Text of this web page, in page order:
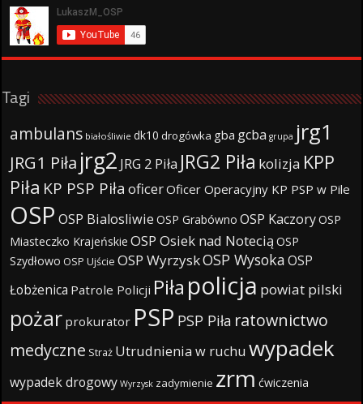
Tagi
ambulans białośliwie dk10 drogówka gba gcba grupa jrg1
JRG1 Piła jrg2 JRG 2 Piła JRG2 Piła kolizja KPP
Piła KP PSP Piła oficerOficer Operacyjny KP PSP w Pile
OSP OSP Bialosliwie OSP Grabówno OSP KaczoryOSP
Miasteczko Krajeńskie OSP Osiek nad Notecią OSP
Szydłowo OSP Ujście OSP WyrzyskOSP WysokaOSP
Łobżenica Patrole Policji Piła policja powiat pilski
pożar prokurator PSP PSP Piła ratownictwo
medyczne Straż Utrudnienia w ruchu wypadek
wypadek drogowy Wyrzysk zadymienie zrm ćwiczenia